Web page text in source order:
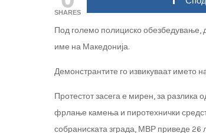
SHARES
Под големо полициско обезбедување,
име на Македонија.
Демонстрантите го извикуваат името
Протестот засега е мирен, за разлика
фрлање камења и пиротехнички
собраниската зграда, МВР приведе 26